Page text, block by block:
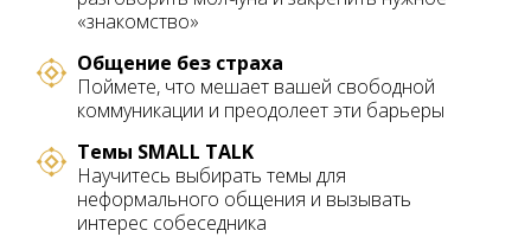
«знакомство»
Поймете, что мешает вашей свободной
коммуникации и преодолеет эти барьеры
Общение без страха
Научитесь выбирать темы для
неформального общения и вызывать
интерес собеседника
Темы SMALL TALK